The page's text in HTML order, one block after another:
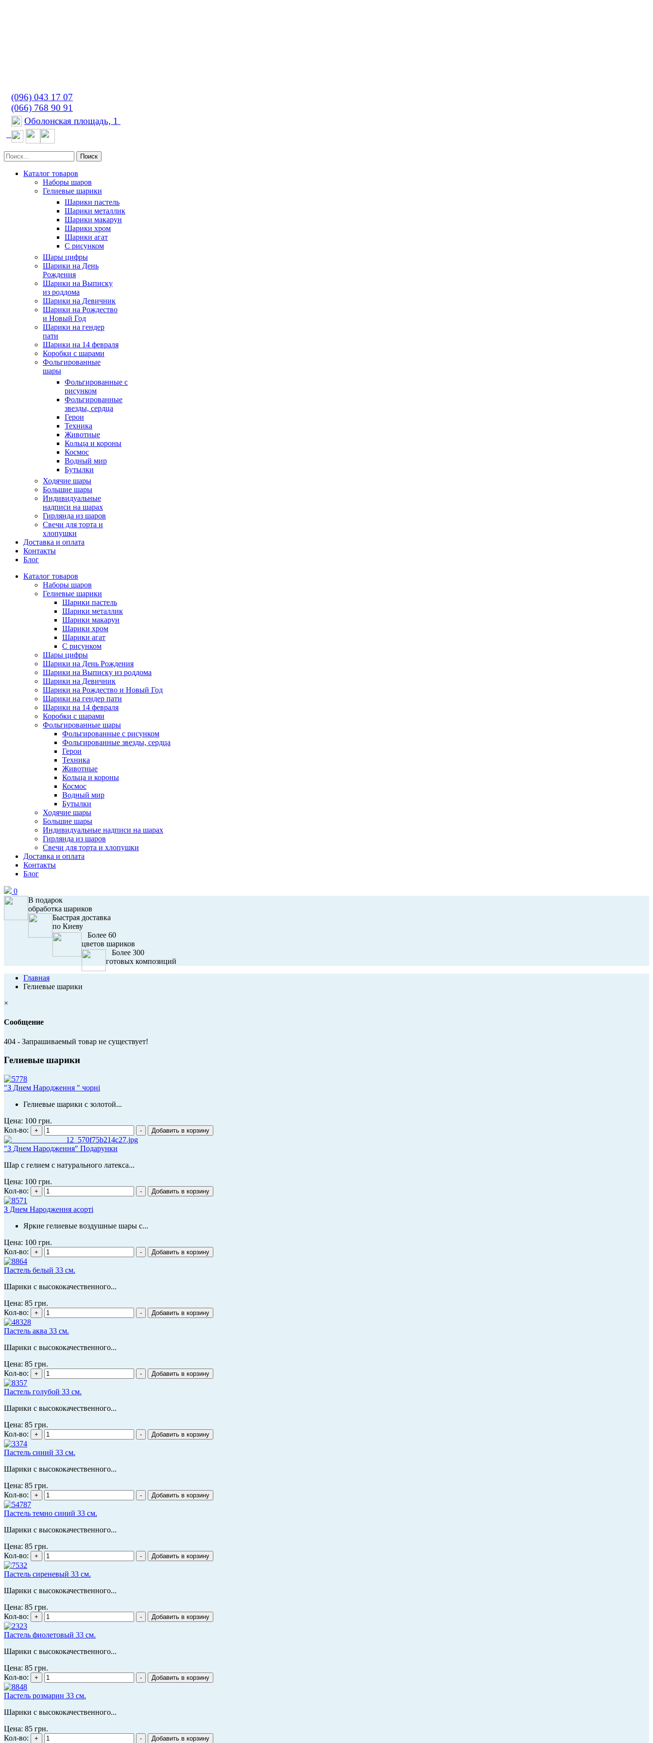
(096) 043 17 07
(066) 768 90 91
Оболонская площадь, 1
Поиск
Каталог товаров
Наборы шаров
Гелиевые шарики
Шарики пастель
Шарики металлик
Шарики макарун
Шарики хром
Шарики агат
С рисунком
Шары цифры
Шарики на День
Рождения
Шарики на Выписку
из роддома
Шарики на Девичник
Шарики на Рождество
и Новый Год
Шарики на гендер
пати
Шарики на 14 февраля
Коробки с шарами
Фольгированные
шары
Фольгированные с
рисунком
Фольгированные
звезды, сердца
Герои
Техника
Животные
Кольца и короны
Космос
Водный мир
Бутылки
Ходячие шары
Большие шары
Индивидуальные
надписи на шарах
Гирлянда из шаров
Свечи для торта и
хлопушки
Доставка и оплата
Контакты
Блог
Каталог товаров
Наборы шаров
Гелиевые шарики
Шарики пастель
Шарики металлик
Шарики макарун
Шарики хром
Шарики агат
С рисунком
Шары цифры
Шарики на День Рождения
Шарики на Выписку из роддома
Шарики на Девичник
Шарики на Рождество и Новый Год
Шарики на гендер пати
Шарики на 14 февраля
Коробки с шарами
Фольгированные шары
Фольгированные с рисунком
Фольгированные звезды, сердца
Герои
Техника
Животные
Кольца и короны
Космос
Водный мир
Бутылки
Ходячие шары
Большие шары
Индивидуальные надписи на шарах
Гирлянда из шаров
Свечи для торта и хлопушки
Доставка и оплата
Контакты
Блог
0
В подарок
обработка шариков
Быстрая доставка
по Киеву
Более 60
цветов шариков
Более 300
готовых композиций
Главная
Гелиевые шарики
×
Сообщение
404 - Запрашиваемый товар не существует!
Гелиевые шарики
"З Днем Народження " чорні
Гелиевые шарики с золотой...
Цена: 100 грн.
Кол-во:
"З Днем Народження" Подарунки
Шар с гелием с натурального латекса...
Цена: 100 грн.
Кол-во:
З Днем Народження асорті
Яркие гелиевые воздушные шары с...
Цена: 100 грн.
Кол-во:
Пастель белый 33 см.
Шарики с высококачественного...
Цена: 85 грн.
Кол-во:
Пастель аква 33 см.
Шарики с высококачественного...
Цена: 85 грн.
Кол-во:
Пастель голубой 33 см.
Шарики с высококачественного...
Цена: 85 грн.
Кол-во:
Пастель синий 33 см.
Шарики с высококачественного...
Цена: 85 грн.
Кол-во:
Пастель темно синий 33 см.
Шарики с высококачественного...
Цена: 85 грн.
Кол-во:
Пастель сиреневый 33 см.
Шарики с высококачественного...
Цена: 85 грн.
Кол-во:
Пастель фиолетовый 33 см.
Шарики с высококачественного...
Цена: 85 грн.
Кол-во:
Пастель розмарин 33 см.
Шарики с высококачественного...
Цена: 85 грн.
Кол-во: